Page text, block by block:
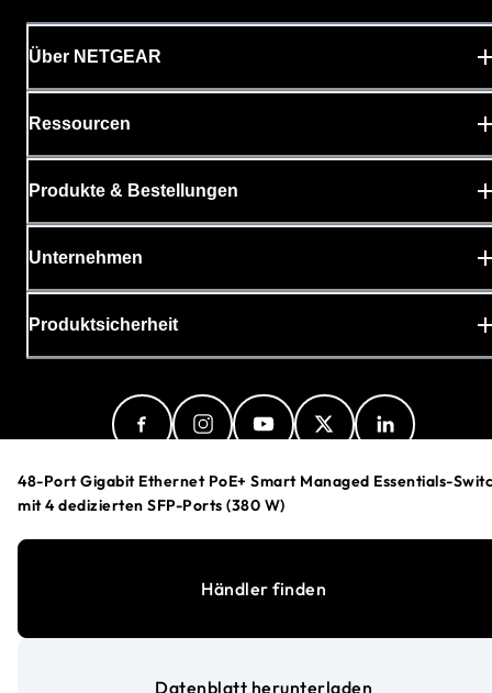
48-Port Gigabit Ethernet PoE+ Smart Managed Essentials-
mit 4 dedizierten SFP-Ports (380 W)
Händler finden
Datenblatt herunterladen
Über NETGEAR
Ressourcen
Produkte & Bestellungen
Unternehmen
Produktsicherheit
Austria (Deutsch)
Cookie-Einstellungen